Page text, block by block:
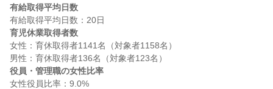
有給取得平均日数
育児休業取得者数
女性：育休取得者1141名（対象者1158名）
役員・管理職の女性比率
女性役員比率：9.0%